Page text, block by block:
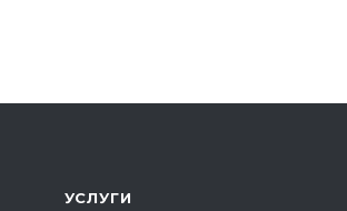
УСЛУГИ